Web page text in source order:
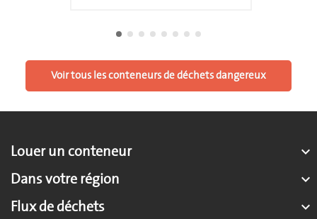
Voir tous les conteneurs de déchets dangereux
Louer un conteneur 
Dans votre région 
Flux de déchets 